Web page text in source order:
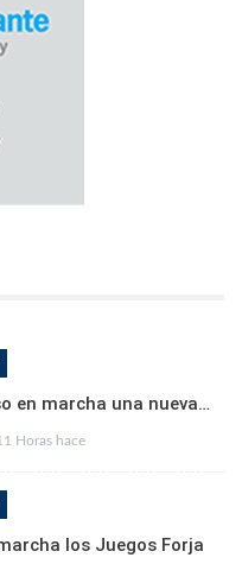
en marcha una nueva…
Horas hace
los Juegos Forja